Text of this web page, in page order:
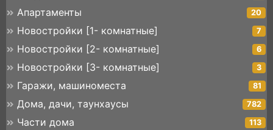
Апартаменты 20
Новостройки [1- комнатные] 7
Новостройки [2- комнатные] 6
Новостройки [3- комнатные] 3
Гаражи, машиноместа 81
Дома, дачи, таунхаусы 782
Части дома 113